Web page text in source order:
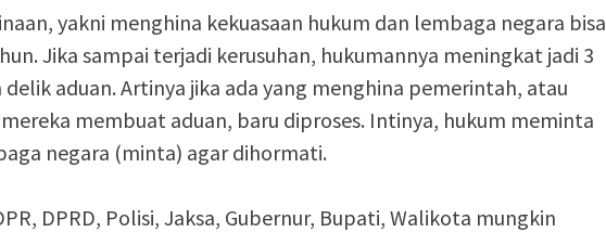
yakni menghina kekuasaan hukum dan lembaga negara bisa
Jika sampai terjadi kerusuhan, hukumannya meningkat jadi 3
aduan. Artinya jika ada yang menghina pemerintah, atau
membuat aduan, baru diproses. Intinya, hukum meminta
negara (minta) agar dihormati.
DPRD, Polisi, Jaksa, Gubernur, Bupati, Walikota mungkin